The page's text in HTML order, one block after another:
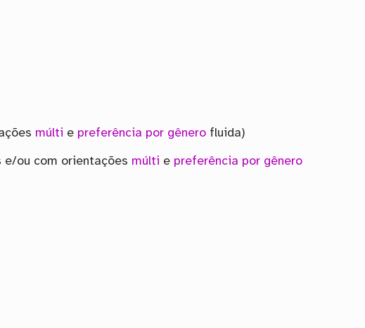
múlti e preferência por gênero fluida)
e/ou com orientações múlti e preferência por gênero